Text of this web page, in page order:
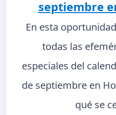
septiembre
En esta
todas las
especiales del
de septiembre en
qué se